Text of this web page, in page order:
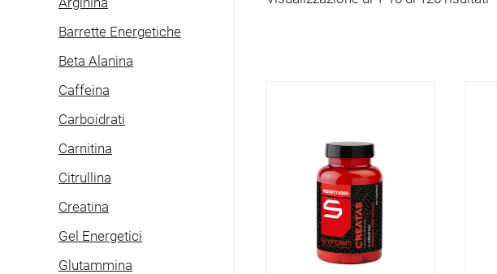
Barrette Energetiche
Beta Alanina
Caffeina
Carboidrati
Carnitina
Citrullina
Creatina
Gel Energetici
Glutammina